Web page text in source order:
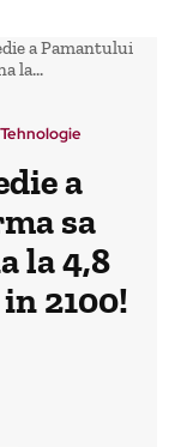
a Pamantului
la...
Tehnologie
a
sa
la 4,8
2100!